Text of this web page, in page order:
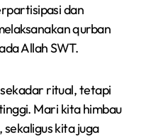
dan
qurban
Allah SWT.
ritual, tetapi
Mari kita himbau
kita juga